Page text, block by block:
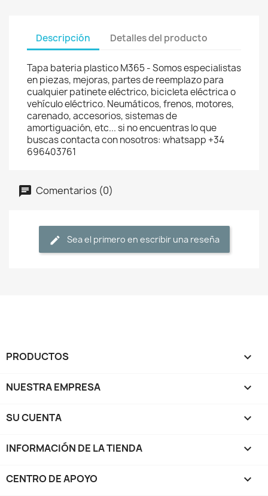
Descripción Detalles del producto
Tapa bateria plastico M365 - Somos especialistas
en piezas, mejoras, partes de reemplazo para
cualquier patinete eléctrico, bicicleta eléctrica o
vehículo eléctrico. Neumáticos, frenos, motores,
carenado, accesorios, sistemas de
amortiguación, etc... si no encuentras lo que
buscas contacta con nosotros: whatsapp +34
696403761
Comentarios (0)
Sea el primero en escribir una reseña
PRODUCTOS 
NUESTRA EMPRESA 
SU CUENTA 
INFORMACIÓN DE LA TIENDA keyboard_arrow_down
CENTRO DE APOYO 